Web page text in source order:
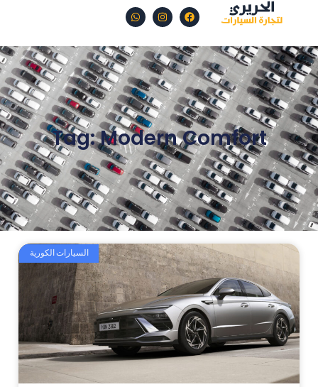
Tag: Modern Comfort
السيارات الكورية